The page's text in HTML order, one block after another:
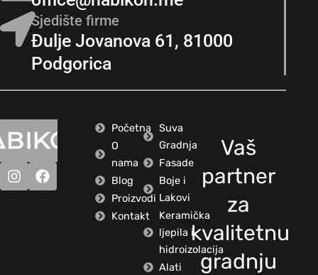
Sjedište firme
Đulje Jovanova 61, 81000
Podgorica
Početna
O
nama
Blog
Proizvodi
Kontakt
Suva
Gradnja
Fasade
Boje i
Lakovi
Keramička
ljepila i
hidroizolacija
Alati
Vaš
partner
za
kvalitetnu
gradnju